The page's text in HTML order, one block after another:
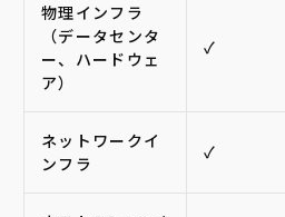
物理インフラ
（データセンタ
ー、ハードウェ
ア）
✓
ネットワークイ
ンフラ
✓